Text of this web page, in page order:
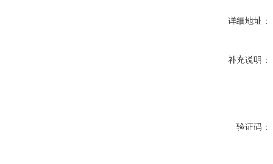
详细地址：
补充说明：
验证码：